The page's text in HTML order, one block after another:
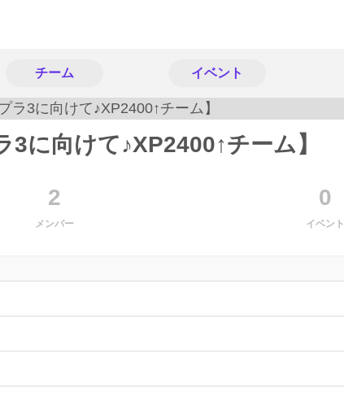
チーム イベント
に向けて♪XP2400↑チーム】
2
メンバー
0
イベント